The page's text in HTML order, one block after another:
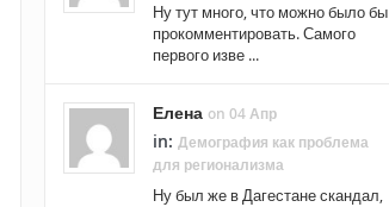
Ну тут много, что можно было бы
прокомментировать. Самого
первого изве ...
Елена on 04 Апр
in: Демография как проблема
для регионализма
Ну был же в Дагестане скандал,